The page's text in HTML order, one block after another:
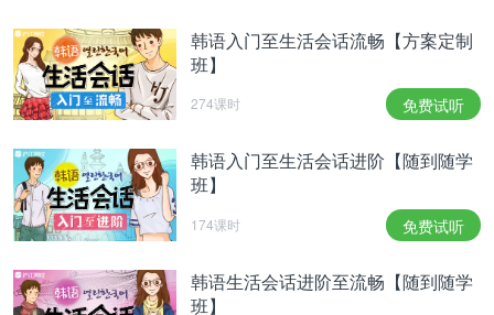
[en]커플이신 분들은 언제 어디서든 연인의 편이 되
어 주세요.연인이 잘못을 했더라도 일단은 감싸주는
것이 좋습니다.싱글이신 분이라면 이성을 만날 때에
속마음을 드러내지 마세요.상대방이 좋든 싫든 티를
내지 않는 것이 좋습니다.
有伴侣的人不论何时都要和恋人站在同一边。就算恋
人做错了事情也请首先包容她。单身的人在遇到异性
的时候不要显露出自己的内省。不管对方或好或坏都
不要表现出来。
韩语入门至生活会话流畅【方案定制
班】
274课时 免费试听
韩语入门至生活会话进阶【随到随学
班】
174课时 免费试听
韩语生活会话进阶至流畅【随到随学
班】